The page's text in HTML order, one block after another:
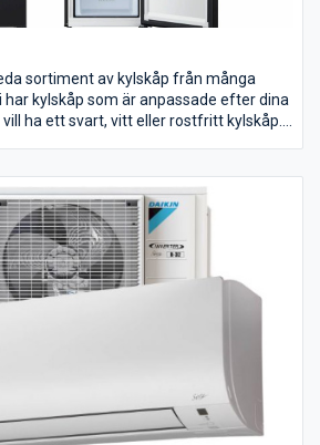
sortiment av kylskåp från många
har kylskåp som är anpassade efter dina
ha ett svart, vitt eller rostfritt kylskåp.
och planera åt vilket håll dörren
komma åt dina matvaror. Låt sedan
hur pass stor volym kylskåpet ska ha.